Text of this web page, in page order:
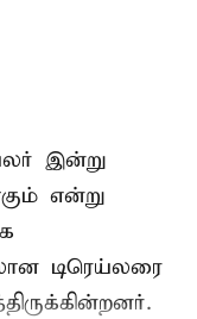
இன்று
என்று
டிரெய்லரை